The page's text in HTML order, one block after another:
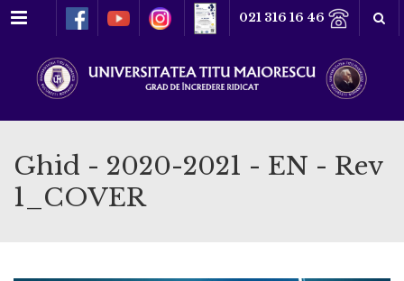
Meniu 021 316 16 46
Ghid - 2020-2021 - EN - Rev
1_COVER